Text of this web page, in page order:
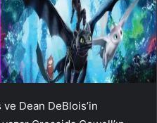
Dean DeBlois’in